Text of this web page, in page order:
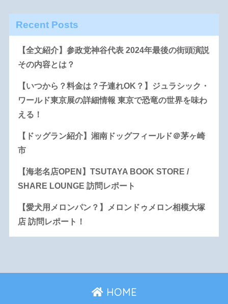
Recent Posts
【全文紹介】参政党神谷代表 2024年最後の街頭演説
その内容とは？
【いつから？料金は？子連れOK？】ジュラシック・
ワールド東京展の詳細情報 東京で恐竜の世界を味わ
える！
【ドッグラン紹介】湘南ドッグフィールド＠茅ヶ崎
市
【海老名店OPEN】TSUTAYA BOOK STORE /
SHARE LOUNGE 訪問レポート
【愛犬用メロンパン？】メロンドゥメロン相模大塚
店 訪問レポート！
HOME